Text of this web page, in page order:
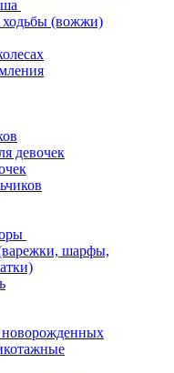
ходьбы (вожжи)
девочек
шарфы,